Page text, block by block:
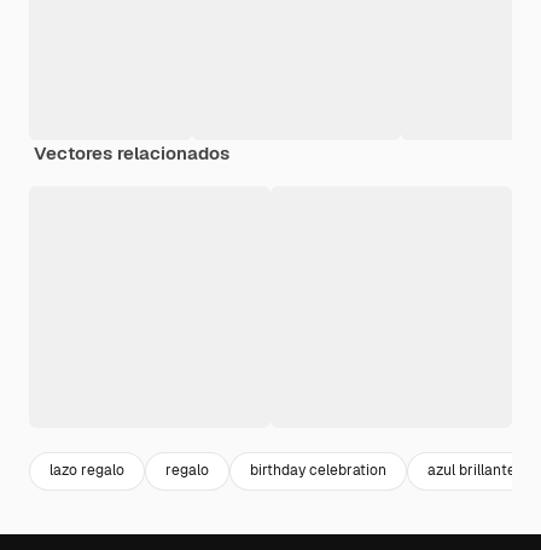
Vectores relacionados
lazo regalo regalo birthday celebration azul brillante